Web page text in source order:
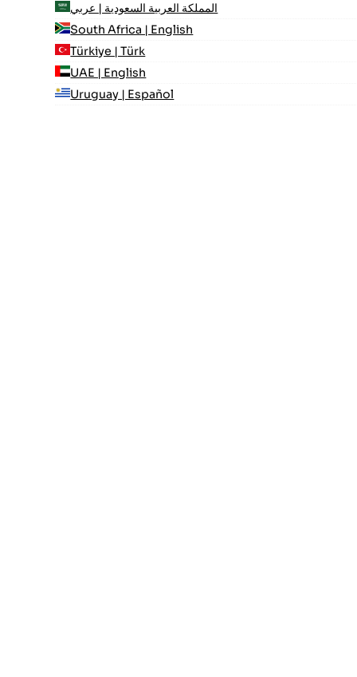
المملكة العربية السعودية | عربي
South Africa | English
Türkiye | Türk
UAE | English
Uruguay | Español